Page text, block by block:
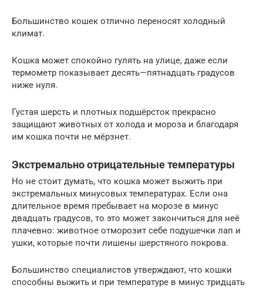
Большинство кошек отлично переносят холодный
климат.
Кошка может спокойно гулять на улице, даже если
термометр показывает десять—пятнадцать градусов
ниже нуля.
Густая шерсть и плотных подшёрсток прекрасно
защищают животных от холода и мороза и благодаря
им кошка почти не мёрзнет.
Экстремально отрицательные температуры
Но не стоит думать, что кошка может выжить при
экстремальных минусовых температурах. Если она
длительное время пребывает на морозе в минус
двадцать градусов, то это может закончиться для неё
плачевно: животное отморозит себе подушечки лап и
ушки, которые почти лишены шерстяного покрова.
Большинство специалистов утверждают, что кошки
способны выжить и при температуре в минус тридцать